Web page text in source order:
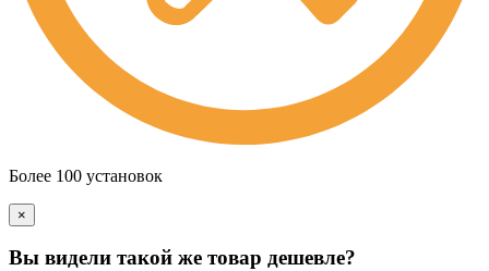
Более 100 установок
×
Вы видели такой же товар дешевле?